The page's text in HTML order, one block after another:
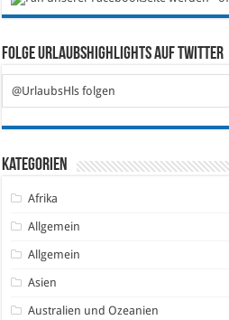
Folge Urlaubshighlights auf Twitter
@UrlaubsHls folgen
Kategorien
Afrika
Allgemein
Allgemein
Asien
Australien und Ozeanien